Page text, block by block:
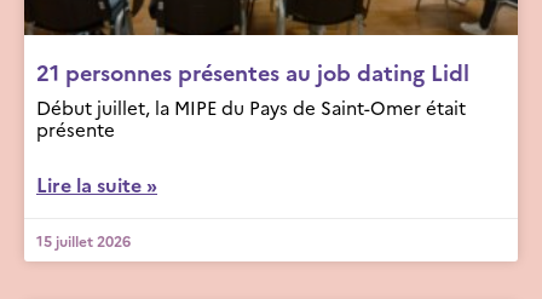
21 personnes présentes au job dating Lidl
Début juillet, la MIPE du Pays de Saint-Omer était
présente
Lire la suite »
15 juillet 2026